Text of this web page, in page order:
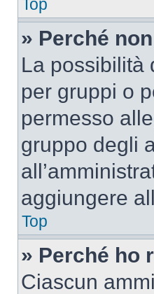
Top
» Perché
La possibilità
per gruppi o
permesso
gruppo degli
aggiungere
Top
» Perché ho
Ciascun